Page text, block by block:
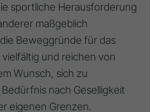
sportliche Herausforderung
maßgeblich
Beweggründe für das
und reichen von
Wunsch, sich zu
nach Geselligkeit
eigenen Grenzen.